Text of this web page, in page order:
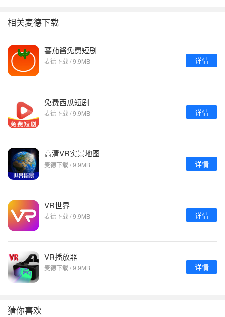
相关麦德下载
蕃茄酱免费短剧
麦德下载 / 9.9MB 详情
免费西瓜短剧
麦德下载 / 9.9MB 详情
高清VR实景地图
麦德下载 / 9.9MB 详情
VR世界
麦德下载 / 9.9MB 详情
VR播放器
麦德下载 / 9.9MB 详情
猜你喜欢